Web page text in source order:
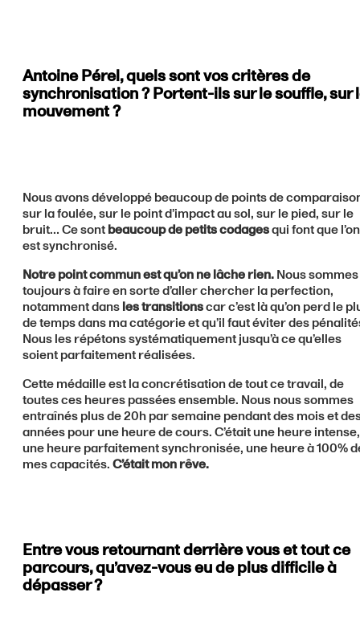
Antoine Pérel, quels sont vos critères de
synchronisation ? Portent-ils sur le souffle, sur
mouvement ?
Nous avons développé beaucoup de points de
sur la foulée, sur le point d’impact au sol, sur le pied, sur le
bruit… Ce sontbeaucoup de petits codagesqui font que l’on
est synchronisé.
Notre point commun est qu’on ne lâche rien.Nous sommes
toujours à faire en sorte d’aller chercher la perfection,
notamment dansles transitionscar c’est là qu’on perd le
de temps dans ma catégorie et qu’il faut éviter des
Nous les répétons systématiquement jusqu’à ce qu’elles
soient parfaitement réalisées.
Cette médaille est la concrétisation de tout ce travail, de
toutes ces heures passées ensemble. Nous nous sommes
entraînés plus de 20h par semaine pendant des mois et
années pour une heure de cours. C’était une heure intense,
une heure parfaitement synchronisée, une heure à 100%
mes capacités.C’était mon rêve.
Entre vous retournant derrière vous et tout ce
parcours, qu’avez-vous eu de plus difficile à
dépasser ?